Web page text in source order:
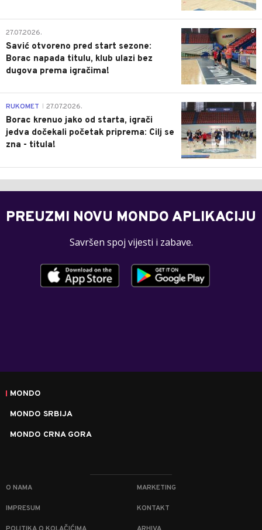
0
27.07.2026.
Savić otvoreno pred start sezone:
Borac napada titulu, klub ulazi bez
dugova prema igračima!
0
RUKOMET 27.07.2026.
Borac krenuo jako od starta, igrači
jedva dočekali početak priprema: Cilj se
zna - titula!
PREUZMI NOVU MONDO APLIKACIJU
Savršen spoj vijesti i zabave.
MONDO
MONDO SRBIJA
MONDO CRNA GORA
O NAMA MARKETING
IMPRESUM KONTAKT